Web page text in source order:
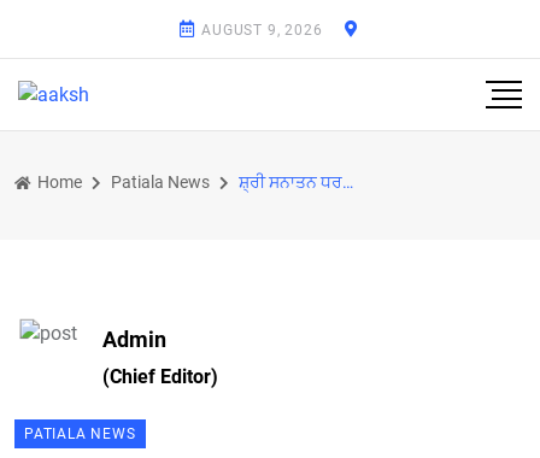
AUGUST 9, 2026
Home Patiala News ਸ਼੍ਰੀ ਸਨਾਤਨ ਧਰਮ ਸਭਾ ( ਰਜਿ. ) ਪਟਿਆਲਾ ਨੇ ਕੱਢੀ ਵਿਸ਼ਾਲ ਸ਼੍ਰੀ ਰਾਮ ਨੌਮੀ ਸ਼ੋਭਾ ਯਾਤਰਾ
Admin
(Chief Editor)
PATIALA NEWS